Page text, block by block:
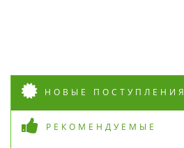
НОВЫЕ ПОСТУПЛЕНИЯ
РЕКОМЕНДУЕМЫЕ